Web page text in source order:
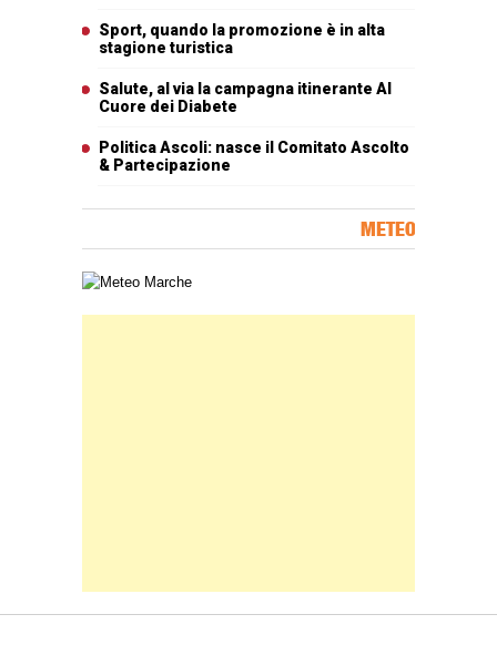
Sport, quando la promozione è in alta
stagione turistica
Salute, al via la campagna itinerante Al
Cuore dei Diabete
Politica Ascoli: nasce il Comitato Ascolto
& Partecipazione
METEO
Carta meteorologica delle Marche